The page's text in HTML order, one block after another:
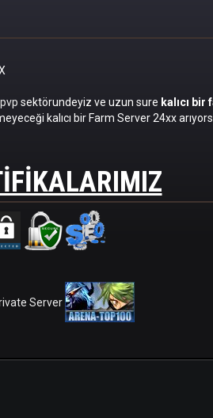
sektörundeyiz ve uzun sure kalıcı
kalıcı bir Farm Server 24xx